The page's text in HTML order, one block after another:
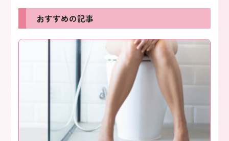
おすすめの記事